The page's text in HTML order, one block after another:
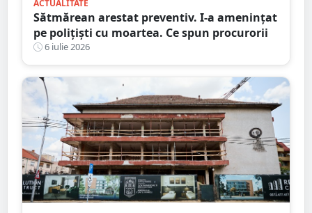
ACTUALITATE
Sătmărean arestat preventiv. I-a amenințat
pe polițiști cu moartea. Ce spun procurorii
6 iulie 2026